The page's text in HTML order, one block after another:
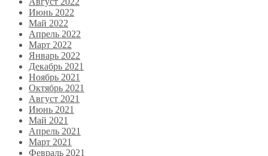
Июнь 2022
Май 2022
Апрель 2022
Март 2022
Январь 2022
Декабрь 2021
Ноябрь 2021
Октябрь 2021
Август 2021
Июнь 2021
Май 2021
Апрель 2021
Март 2021
Февраль 2021